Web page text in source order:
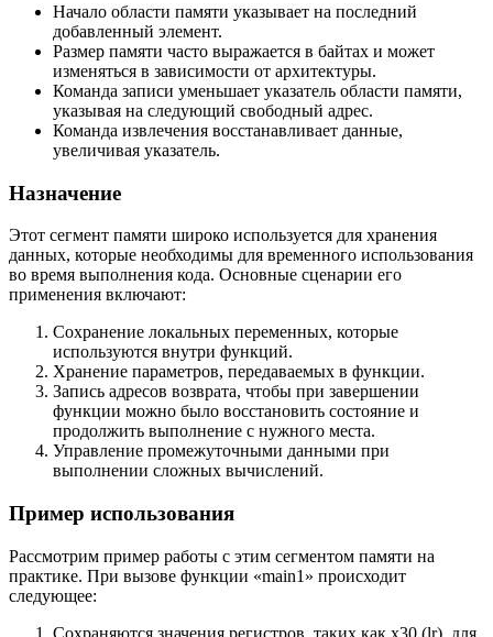
Начало области памяти указывает на последний
добавленный элемент.
Размер памяти часто выражается в байтах и может
изменяться в зависимости от архитектуры.
Команда записи уменьшает указатель области памяти,
указывая на следующий свободный адрес.
Команда извлечения восстанавливает данные,
увеличивая указатель.
Назначение
Этот сегмент памяти широко используется для хранения
данных, которые необходимы для временного использования
во время выполнения кода. Основные сценарии его
применения включают:
Сохранение локальных переменных, которые
используются внутри функций.
Хранение параметров, передаваемых в функции.
Запись адресов возврата, чтобы при завершении
функции можно было восстановить состояние и
продолжить выполнение с нужного места.
Управление промежуточными данными при
выполнении сложных вычислений.
Пример использования
Рассмотрим пример работы с этим сегментом памяти на
практике. При вызове функции «main1» происходит
следующее:
Сохраняются значения регистров, таких как x30 (lr), для